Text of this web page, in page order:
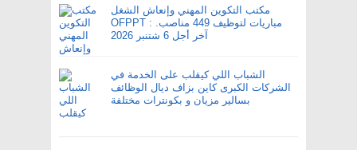
مكتب التكوين المهني وإنعاش الشغل
OFPPT : مباريات لتوظيف 449 مناصب.
آخر أجل 6 شتنبر 2026
الشباب اللي كيقلب على الخدمة في
الشركات الكبرى كاين بزاف ديال الوظائف
بسالير مزيان و بكونترات مختلفة